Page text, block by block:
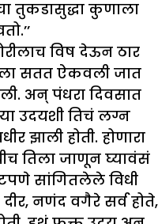
तुकडासुद्धा कुणाला
विष देऊन ठार
सतत ऐकवली जात
अन् पंधरा दिवसात
उदयशी तिचं लग्न
झाली होती. होणारा
तिला जाणून घ्यावंसं
सांगितलेले विधी
नणंद वगैरे सर्व होते,